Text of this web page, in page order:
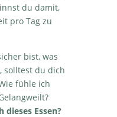
du damit,
pro Tag zu
bist, was
solltest du dich
fühle ich
dieses Essen?